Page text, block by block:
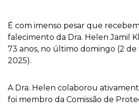
É com imenso pesar que
falecimento da Dra. Helen Jamil
73 anos, no último domingo (2
2025).
A Dra. Helen colaborou
foi membro da Comissão de